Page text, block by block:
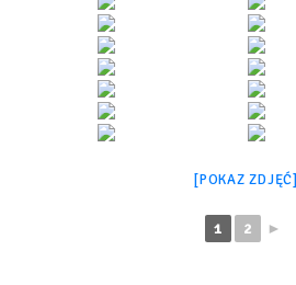
[POKAZ ZDJĘĆ]
1 2 ►